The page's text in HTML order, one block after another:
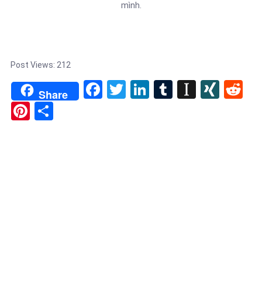
mình.
Post Views: 212
Share Facebook
TwitterLinkedIn
Tumblr
Pinterest